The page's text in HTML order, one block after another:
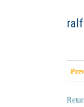
ralf